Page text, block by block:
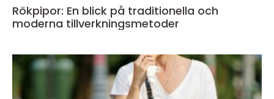
Rökpipor: En blick på traditionella och
moderna tillverkningsmetoder